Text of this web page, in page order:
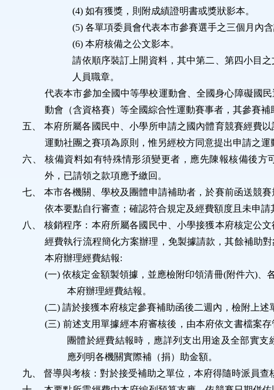
(4) 如有獲獎，則附成績證明書或獎狀影本。
(5) 各單項委員會代表本市參賽選手之三個月內含
(6) 本府核備之公文影本。
請依順序裝訂上開資料，其中第二、第四小目
人員職章。
代表本市參加全國中等學校運動會、全國身心障礙國
動會（含資格賽）等全國綜合性運動賽事者，其參賽補
五、
本府所屬各國民中、小學所申請之國內體育競賽經費
運動社團之賽項為原則，惟另經校方同意提出申請之運
六、
核備資料如有特殊情形須變更者，應先陳報核備後方
外，已請領之款項應予繳回。
七、
本市各機關、學校及團體申請補助者，於賽前函送競
依本要點自行審查；確認符合規定及經費額度且未申請
八、
核銷程序：本府所屬各國民中、小學接獲本府核定公
經費執行流程簡化方案辦理，免製據請款，其餘補助
本府辦理經費結報:
(一) 依核定金額製領據，並應檢附印領清冊(附件六)、
本府辦理經費結報。
(二) 請於接獲本府核定參賽補助函後二週內，檢附上述
(三) 前述支用單據經本府審核後，由本府依文書檔案
團體於經費結報時，應詳列支出用途及全部實
應列明各機關實際補（捐）助金額。
九、
督導與考核：對於接受補助之單位，本府得隨時派員查